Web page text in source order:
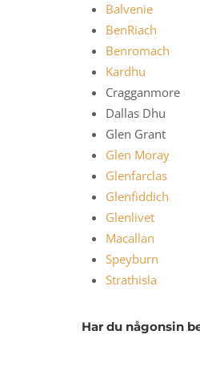
Balvenie
BenRiach
Benromach
Kardhu
Cragganmore
Dallas Dhu
Glen Grant
Glen Moray
Glenfarclas
Glenfiddich
Glenlivet
Macallan
Speyburn
Strathisla
Har du någonsin